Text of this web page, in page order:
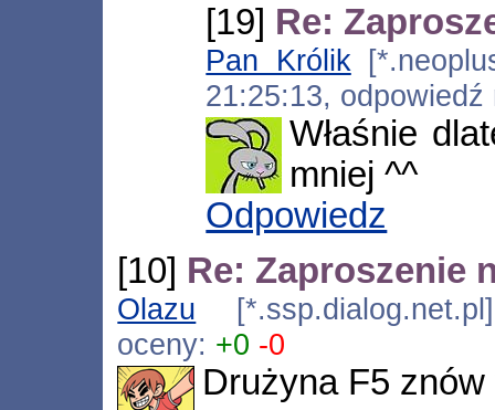
[19] Re:
Pan Królik
21:25:13,
Właśnie
mniej ^^
Odpowiedz
[10] Re: Zaproszenie
Olazu
oceny: +0 -0
Drużyna F5